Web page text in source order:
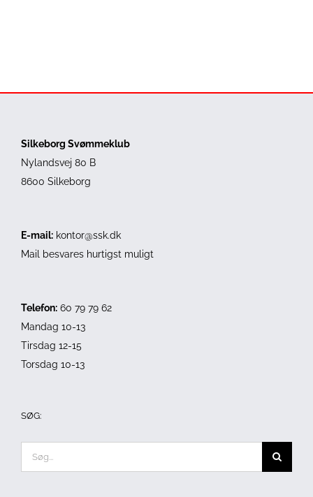
Silkeborg Svømmeklub
Nylandsvej 80 B
8600 Silkeborg
E-mail: kontor@ssk.dk
Mail besvares hurtigst muligt
Telefon: 60 79 79 62
Mandag 10-13
Tirsdag 12-15
Torsdag 10-13
SØG:
efter: